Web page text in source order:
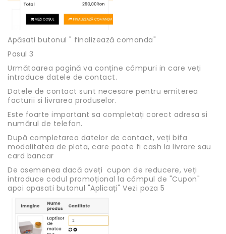
Apăsati butonul " finalizează comanda"
Pasul 3
Următoarea pagină va conține câmpuri in care veți
introduce datele de contact.
Datele de contact sunt necesare pentru emiterea
facturii si livrarea produselor.
Este foarte important sa completați corect adresa si
numărul de telefon.
După completarea datelor de contact, veți bifa
modalitatea de plata, care poate fi cash la livrare sau
card bancar
De asemenea dacă aveți cupon de reducere, veți
introduce codul promoțional la câmpul de "Cupon"
apoi apasati butonul "Aplicați" Vezi poza 5